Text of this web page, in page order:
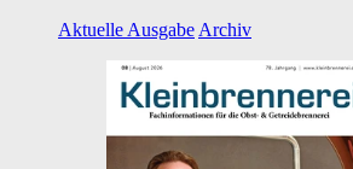
Aktuelle Ausgabe Archiv